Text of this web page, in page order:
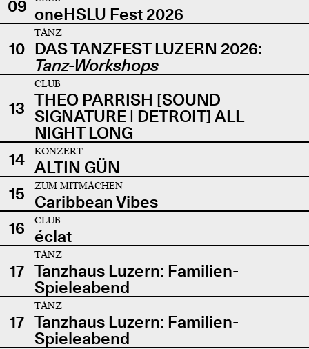
09 oneHSLU Fest 2026
10
TANZ
DAS TANZFEST LUZERN 2026:
Tanz-Workshops
13
CLUB
THEO PARRISH [SOUND
SIGNATURE | DETROIT] ALL
NIGHT LONG
14
KONZERT
ALTIN GÜN
15
ZUM MITMACHEN
Caribbean Vibes
16
CLUB
éclat
17
TANZ
Tanzhaus Luzern: Familien-
Spieleabend
17
TANZ
Tanzhaus Luzern: Familien-
Spieleabend